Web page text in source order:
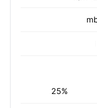
25%